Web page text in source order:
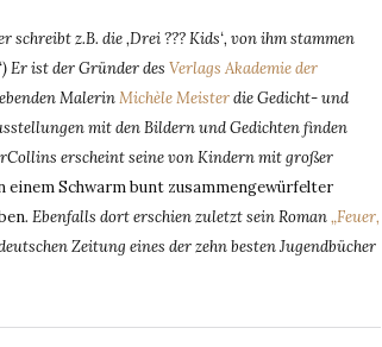
z.B. die ‚Drei ??? Kids‘, von ihm stammen
Er ist der Gründer des Verlags Akademie der
MalerinMichèle Meisterdie Gedicht- und
mit den Bildern und Gedichten finden
erscheint seine von Kindern mit großer
einem Schwarm bunt zusammengewürfelter
. Ebenfalls dort erschien zuletzt sein Roman„Feuer,
Zeitung eines der zehn besten Jugendbücher